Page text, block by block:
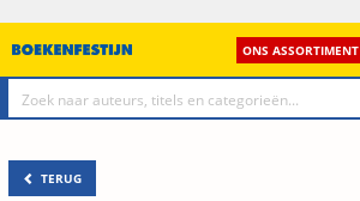
ONS ASSORTIMENT
TERUG